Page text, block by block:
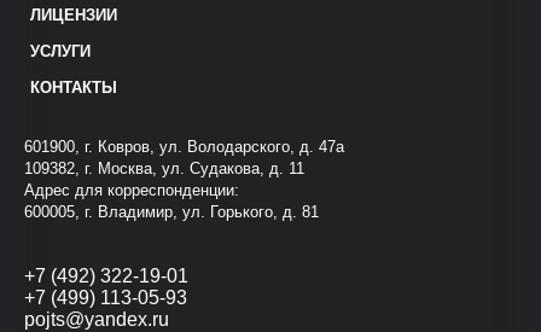
ЛИЦЕНЗИИ
УСЛУГИ
КОНТАКТЫ
601900, г. Ковров, ул. Володарского, д. 47а
109382, г. Москва, ул. Судакова, д. 11
Адрес для корреспонденции:
600005, г. Владимир, ул. Горького, д. 81
+7 (492) 322-19-01
+7 (499) 113-05-93
pojts@yandex.ru